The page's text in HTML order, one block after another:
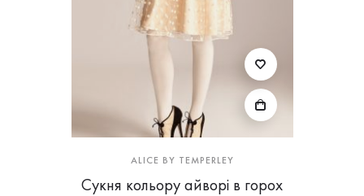
ALICE BY TEMPERLEY
Сукня кольору айворі в горох